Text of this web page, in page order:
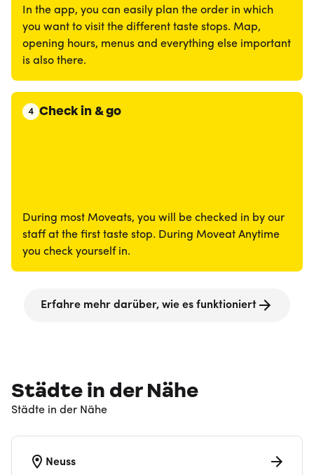
In the app, you can easily plan the order in which
you want to visit the different taste stops. Map,
opening hours, menus and everything else important
is also there.
4 Check in & go
During most Moveats, you will be checked in by our
staff at the first taste stop. During Moveat Anytime
you check yourself in.
Erfahre mehr darüber, wie es funktioniert
Städte in der Nähe
Städte in der Nähe
Neuss